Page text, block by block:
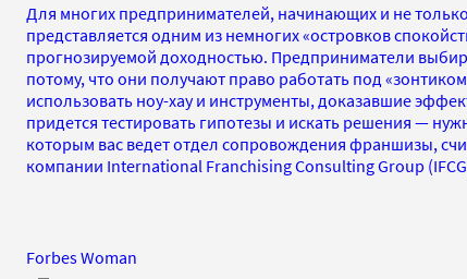
Для многих предпринимателей, начинающих и не
представляется одним из немногих «островков
прогнозируемой доходностью. Предприниматели
потому, что они получают право работать под
использовать ноу-хау и инструменты, доказавшие
придется тестировать гипотезы и искать решения —
которым вас ведет отдел сопровождения франшизы,
компании International Franchising Consulting Group
Forbes Woman